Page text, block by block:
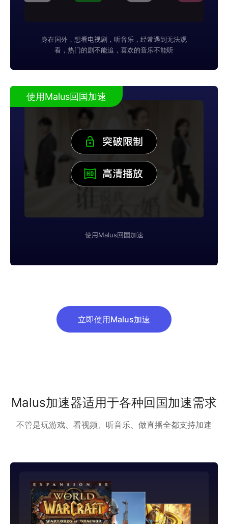
身在国外，想看电视剧，听音乐，经常遇到无法观
看，热门的剧不能追，喜欢的音乐不能听
使用Malus回国加速
使用Malus回国加速
立即使用Malus加速
Malus加速器适用于各种回国加速需求
不管是玩游戏、看视频、听音乐、做直播全都支持加速